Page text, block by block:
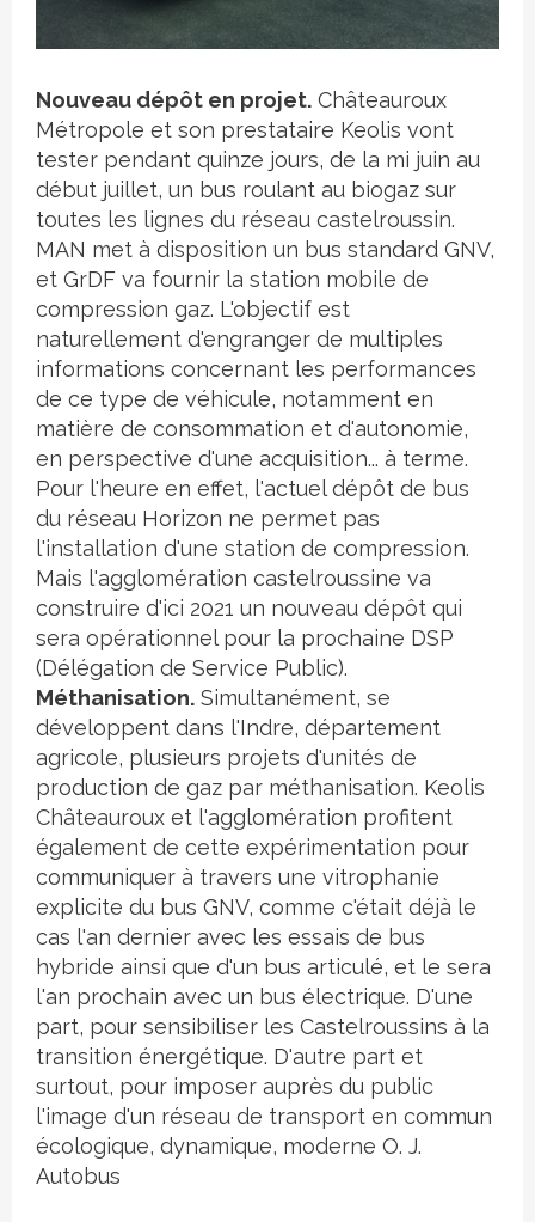
Crédit photo
Nouveau dépôt en projet. Châteauroux
Métropole et son prestataire Keolis vont
tester pendant quinze jours, de la mi juin au
début juillet, un bus roulant au biogaz sur
toutes les lignes du réseau castelroussin.
MAN met à disposition un bus standard GNV,
et GrDF va fournir la station mobile de
compression gaz. L'objectif est
naturellement d'engranger de multiples
informations concernant les performances
de ce type de véhicule, notamment en
matière de consommation et d'autonomie,
en perspective d'une acquisition... à terme.
Pour l'heure en effet, l'actuel dépôt de bus
du réseau Horizon ne permet pas
l'installation d'une station de compression.
Mais l'agglomération castelroussine va
construire d'ici 2021 un nouveau dépôt qui
sera opérationnel pour la prochaine DSP
(Délégation de Service Public).
Méthanisation. Simultanément, se
développent dans l'Indre, département
agricole, plusieurs projets d'unités de
production de gaz par méthanisation. Keolis
Châteauroux et l'agglomération profitent
également de cette expérimentation pour
communiquer à travers une vitrophanie
explicite du bus GNV, comme c'était déjà le
cas l'an dernier avec les essais de bus
hybride ainsi que d'un bus articulé, et le sera
l'an prochain avec un bus électrique. D'une
part, pour sensibiliser les Castelroussins à la
transition énergétique. D'autre part et
surtout, pour imposer auprès du public
l'image d'un réseau de transport en commun
écologique, dynamique, moderne O. J.
Autobus